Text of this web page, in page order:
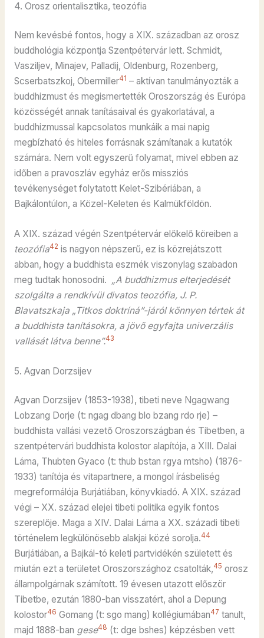
4. Orosz orientalisztika, teozófia
Nem kevésbé fontos, hogy a XIX. században az orosz
buddhológia központja Szentpétervár lett. Schmidt,
Vasziljev, Minajev, Palladij, Oldenburg, Rozenberg,
Scserbatszkoj, Obermiller41 – aktívan tanulmányozták a
buddhizmust és megismertették Oroszország és Európa
közösségét annak tanításaival és gyakorlatával, a
buddhizmussal kapcsolatos munkáik a mai napig
megbízható és hiteles forrásnak számítanak a kutatók
számára. Nem volt egyszerű folyamat, mivel ebben az
időben a pravoszláv egyház erős missziós
tevékenységet folytatott Kelet-Szibériában, a
Bajkálontúlon, a Közel-Keleten és Kalmükföldön.
A XIX. század végén Szentpétervár előkelő köreiben a
teozófia42 is nagyon népszerű, ez is közrejátszott
abban, hogy a buddhista eszmék viszonylag szabadon
meg tudtak honosodni. „A buddhizmus elterjedését
szolgálta a rendkívül divatos teozófia, J. P.
Blavatszkaja „Titkos doktríná”-járól könnyen tértek át
a buddhista tanításokra, a jövő egyfajta univerzális
vallását látva benne”.43
5. Agvan Dorzsijev
Agvan Dorzsijev (1853-1938), tibeti neve Ngagwang
Lobzang Dorje (t: ngag dbang blo bzang rdo rje) –
buddhista vallási vezető Oroszországban és Tibetben, a
szentpétervári buddhista kolostor alapítója, a XIII. Dalai
Láma, Thubten Gyaco (t: thub bstan rgya mtsho) (1876-
1933) tanítója és vitapartnere, a mongol írásbeliség
megreformálója Burjátiában, könyvkiadó. A XIX. század
végi – XX. század elejei tibeti politika egyik fontos
szereplője. Maga a XIV. Dalai Láma a XX. századi tibeti
történelem legkülönösebb alakjai közé sorolja.44
Burjátiában, a Bajkál-tó keleti partvidékén született és
miután ezt a területet Oroszországhoz csatolták,45 orosz
állampolgárnak számított. 19 évesen utazott először
Tibetbe, ezután 1880-ban visszatért, ahol a Depung
kolostor46 Gomang (t: sgo mang) kollégiumában47 tanult,
majd 1888-ban gese48 (t: dge bshes) képzésben vett